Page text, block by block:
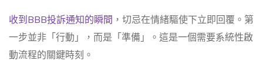
收到BBB投訴通知的瞬間 ，切忌在情緒驅使下立即回覆。第
一步並非「行動」，而是「準備」。這是一個需要系統性啟
動流程的關鍵時刻。